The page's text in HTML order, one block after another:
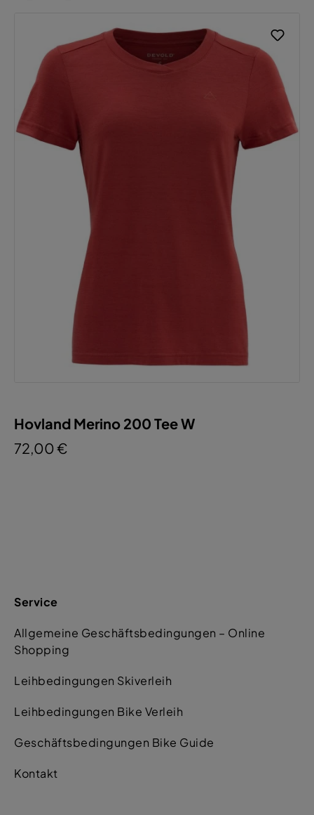
Hovland Merino 200 Tee W
72,00 €
Service
Allgemeine Geschäftsbedingungen – Online
Shopping
Leihbedingungen Skiverleih
Leihbedingungen Bike Verleih
Geschäftsbedingungen Bike Guide
Kontakt